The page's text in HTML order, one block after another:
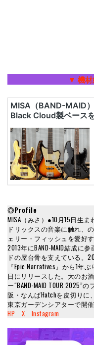
▼ 機
◎Profile
MISA（みさ）●10月15日生
ドリックスの音楽に触れ、
ェリー・フィッシュを愛好す
2013年にBAND-MAID結成に
ドの屋台骨を支えている。
『Epic Narratives』から1年
日にリリースした。大のお
ー“BAND-MAID TOUR 2025”
阪・なんばHatchを皮切りに
東京ガーデンシアターで開催
HP
X Instagram